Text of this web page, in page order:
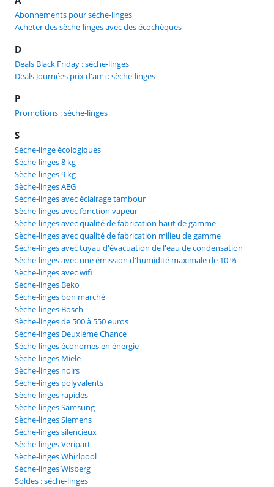
Abonnements pour sèche-linges
Acheter des sèche-linges avec des écochèques
D
Deals Black Friday : sèche-linges
Deals Journées prix d'ami : sèche-linges
P
Promotions : sèche-linges
S
Sèche-linge écologiques
Sèche-linges 8 kg
Sèche-linges 9 kg
Sèche-linges AEG
Sèche-linges avec éclairage tambour
Sèche-linges avec fonction vapeur
Sèche-linges avec qualité de fabrication haut de gamme
Sèche-linges avec qualité de fabrication milieu de gamme
Sèche-linges avec tuyau d'évacuation de l'eau de condensation
Sèche-linges avec une émission d'humidité maximale de 10 %
Sèche-linges avec wifi
Sèche-linges Beko
Sèche-linges bon marché
Sèche-linges Bosch
Sèche-linges de 500 à 550 euros
Sèche-linges Deuxième Chance
Sèche-linges économes en énergie
Sèche-linges Miele
Sèche-linges noirs
Sèche-linges polyvalents
Sèche-linges rapides
Sèche-linges Samsung
Sèche-linges Siemens
Sèche-linges silencieux
Sèche-linges Veripart
Sèche-linges Whirlpool
Sèche-linges Wisberg
Soldes : sèche-linges